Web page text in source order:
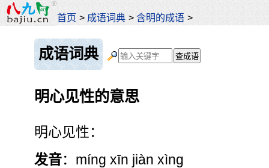
首页 > 成语词典 >含明的成语 >
成语词典
明心见性的意思
明心见性：
发音：míng xīn jiàn xìng